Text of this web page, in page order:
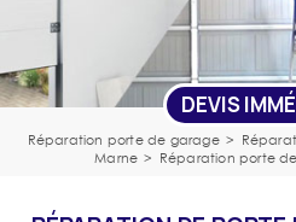
DEVIS
Réparation porte de garage >
Marne > Réparation porte